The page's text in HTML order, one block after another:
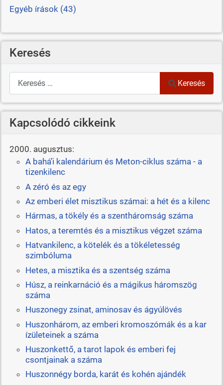
Egyéb írások (43)
Keresés
Keresés
Keresés
Kapcsolódó cikkeink
2000. augusztus:
A bahá’i kalendárium és Meton-ciklus száma - a
tizenkilenc
A zéró és az egy
Az emberi élet misztikus számai: a hét és a kilenc
Hármas, a tökély és a szentháromság száma
Hatos, a teremtés és a misztikus végzet száma
Hatvankilenc, a kötelék és a tökéletesség
szimbóluma
Hetes, a misztika és a szentség száma
Húsz, a reinkarnáció és a mágikus háromszög
száma
Huszonegy zsinat, aminosav és ágyúlövés
Huszonhárom, az emberi kromoszómák és a kar
ízületeinek a száma
Huszonkettő, a tarot lapok és emberi fej
csontjainak a száma
Huszonnégy borda, karát és kohén ajándék